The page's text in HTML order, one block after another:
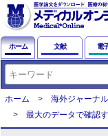
ホーム 文献 電
ホーム
海外ジャーナ
最大のデータで確認